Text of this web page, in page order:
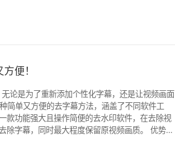
，一键即可实现
便！
论是为了重新添加个性化字幕，还是让视频画面
简单又方便的去字幕方法，涵盖了不同软件工
字幕，同时最大程度保留原视频画质。 优势：